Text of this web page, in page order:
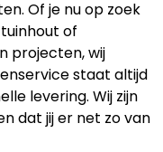
Of je nu op zoek
of
projecten, wij
staat altijd
levering. Wij zijn
dat jij er net zo van